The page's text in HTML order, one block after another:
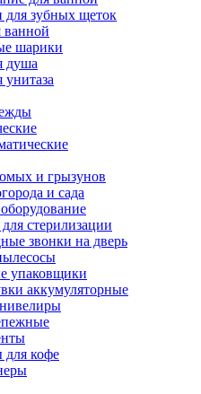
для зубных щеток
ванной
шарики
душа
и грызунов
и сада
стерилизации
звонки на дверь
упаковщики
аккумуляторные
кофе